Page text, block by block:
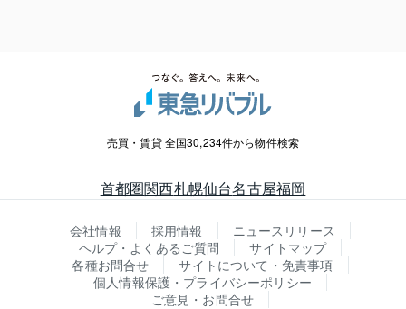
売買・賃貸 全国30,234件から物件検索
首都圏関西札幌仙台名古屋福岡
会社情報 採用情報
ニュースリリース
ヘルプ・よくあるご質問
サイトマップ
各種お問合せ
サイトについて・免責事項
個人情報保護・プライバシーポリシー
ご意見・お問合せ